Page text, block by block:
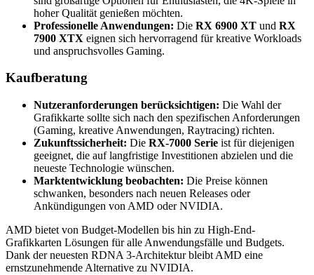
hoher Qualität genießen möchten.
Professionelle Anwendungen: Die RX 6900 XT und RX
7900 XTX eignen sich hervorragend für kreative Workloads
und anspruchsvolles Gaming.
Kaufberatung
Nutzeranforderungen berücksichtigen: Die Wahl der
Grafikkarte sollte sich nach den spezifischen Anforderungen
(Gaming, kreative Anwendungen, Raytracing) richten.
Zukunftssicherheit: Die RX-7000 Serie ist für diejenigen
geeignet, die auf langfristige Investitionen abzielen und die
neueste Technologie wünschen.
Marktentwicklung beobachten: Die Preise können
schwanken, besonders nach neuen Releases oder
Ankündigungen von AMD oder NVIDIA.
AMD bietet von Budget-Modellen bis hin zu High-End-
Grafikkarten Lösungen für alle Anwendungsfälle und Budgets.
Dank der neuesten RDNA 3-Architektur bleibt AMD eine
ernstzunehmende Alternative zu NVIDIA.